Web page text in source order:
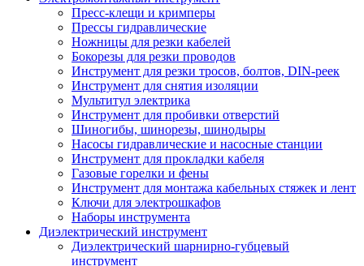
Пресс-клещи и кримперы
Прессы гидравлические
Ножницы для резки кабелей
Бокорезы для резки проводов
Инструмент для резки тросов, болтов, DIN-реек
Инструмент для снятия изоляции
Мультитул электрика
Инструмент для пробивки отверстий
Шиногибы, шинорезы, шинодыры
Насосы гидравлические и насосные станции
Инструмент для прокладки кабеля
Газовые горелки и фены
Инструмент для монтажа кабельных стяжек и лент
Ключи для электрошкафов
Наборы инструмента
Диэлектрический инструмент
Диэлектрический шарнирно-губцевый
инструмент